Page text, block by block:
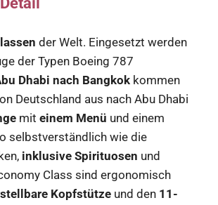
der Welt. Eingesetzt werden
der Typen Boeing 787
Dhabi nach Bangkok kommen
Deutschland aus nach Abu Dhabi
mit einem Menü und einem
selbstverständlich wie die
inklusive Spirituosen und
Class sind ergonomisch
Kopfstütze und den 11-